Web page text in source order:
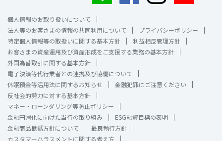
個人情報のお取り扱いについて
法人等のお客さまの情報の共同利用について
プライバシーポリシー
特定個人情報等の取扱いに関する基本方針
利益相反管理方針
お客さまの資産運用及び資産形成をご支援する業務の基本方針
外国為替取引に関する基本方針
電子決済等代行業者との連携及び協働について
休眠預金等活用法に関するお知らせ
金融犯罪にご注意ください
反社会的勢力に対する基本方針
マネー・ローンダリング等防止ポリシー
金融円滑化に向けた当行の取り組み
ESG融資目標の表明
金融商品勧誘方針について
最良執行方針
カスタマーハラスメントに関する考え方